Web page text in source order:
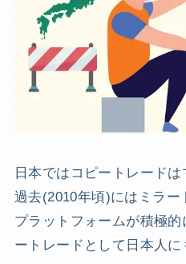
日本ではコピートレードは
過去(2010年頃)にはミラ
プラットフォームが積極
ートレードとして日本人に